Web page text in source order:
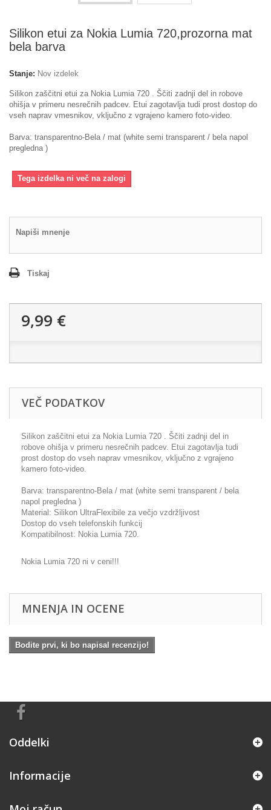
Silikon etui za Nokia Lumia 720,prozorna mat
bela barva
Stanje: Nov izdelek
Silikon zaščitni etui za Nokia Lumia 720 . Ščiti zadnji del in robove
ohišja v primeru nesrečnih padcev. Etui zagotavlja tudi prost dostop do
vseh naprav vmesnikov, vključno z vgrajeno kamero foto-video.
Barva: transparentno-Bela / mat (white semi transparent / bela napol
pregledna )
Tega izdelka ni več na zalogi
Napiši mnenje
Tiskaj
9,99 €
VEČ PODATKOV
Silikon zaščitni etui za Nokia Lumia 720 . Ščiti zadnji del in
robove ohišja v primeru nesrečnih padcev. Etui zagotavlja tudi
prost dostop do vseh naprav vmesnikov, vključno z vgrajeno
kamero foto-video.
Barva: transparentno-Bela / mat (white semi transparent / bela
napol pregledna )
Material: Silikon UltraFlexibile za večjo vzdržljivost
Dostop do vseh telefonskih funkcij
Kompatibilnost: Nokia Lumia 720.
Nokia Lumia 720 ni v ceni!!!
MNENJA IN OCENE
Bodite prvi, ki bo napisal recenzijo!
Oddelki
Informacije